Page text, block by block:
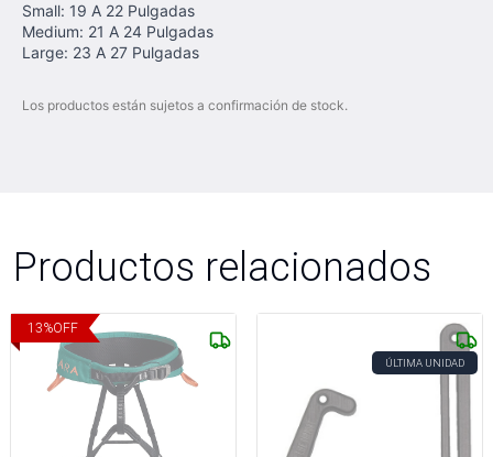
Small: 19 A 22 Pulgadas
Medium: 21 A 24 Pulgadas
Large: 23 A 27 Pulgadas
Los productos están sujetos a confirmación de stock.
Productos relacionados
13%OFF
ÚLTIMA UNIDAD